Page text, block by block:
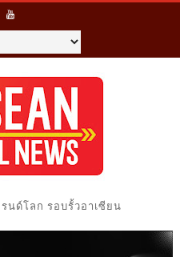
นด์โลก รอบรั้วอาเซียน